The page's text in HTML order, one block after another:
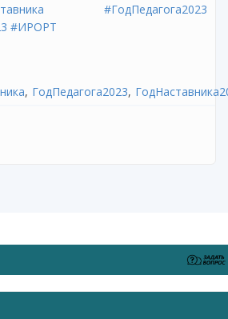
#ГодПедагога2023
#ИРОРТ
ГодПедагога2023